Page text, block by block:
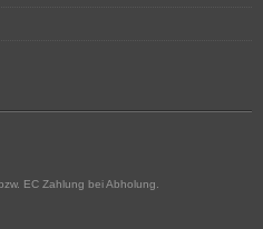
EC Zahlung bei Abholung.